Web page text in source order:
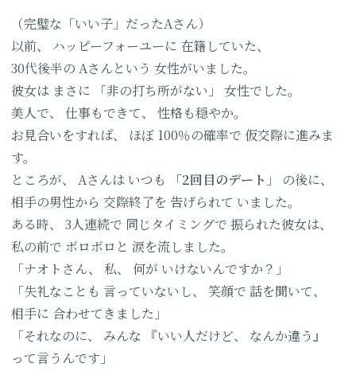
（完璧な「いい子」だったAさん）
以前、
ハッピーフォーユーに 在籍していた、
30代後半の Aさんという 女性がいました。
彼女は まさに 「非の打ち所がない」
女性でした。
美人で、
仕事もできて、
性格も穏やか。
お見合いをすれば、
ほぼ 100％の確率で 仮交際に進みま
す。
ところが、
Aさんは いつも 「2回目のデート」
の後に、
相手の男性から 交際終了を 告げられて いました。
ある時、
3人連続で 同じタイミングで 振られた彼女は、
私の前で ボロボロと 涙を流しました。
「ナオトさん、
私、 何が いけないんですか？」
「失礼なことも 言っていないし、 笑顔で 話を聞いて、
相手に 合わせてきました」
「それなのに、
みんな 『いい人だけど、
なんか違う』
って言うんです」